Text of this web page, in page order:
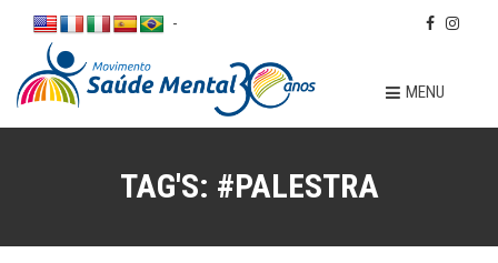
-
MENU
TAG'S: #PALESTRA